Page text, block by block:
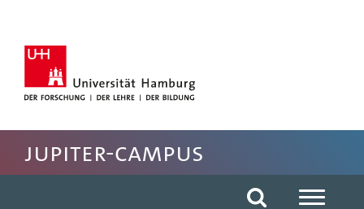
Fussbereich der Seite anspringen
JUPITER-CAMPUS